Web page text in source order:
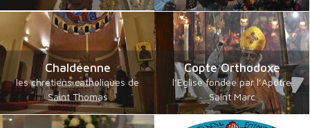
Chaldéenne
les chrétiens catholiques de
Saint Thomas
Copte Orthodoxe
l’Eglise fondée par l’Apôtre
Saint Marc